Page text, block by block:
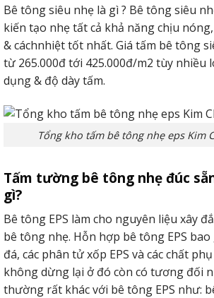
Bê tông siêu nhẹ là gì ? Bê tông siêu
kiến tạo nhẹ tất cả khả năng chịu
& cáchnhiệt tốt nhất. Giá tấm bê tông
từ 265.000đ tới 425.000đ/m2 tùy nhiều
dụng & độ dày tấm.
Tổng kho tấm bê tông nhẹ eps Kim
Tấm tường bê tông nhẹ đúc
gì?
Bê tông EPS làm cho nguyên liệu xây
bê tông nhẹ. Hỗn hợp bê tông EPS bao
đá, các phân tử xốp EPS và các chất
không dừng lại ở đó còn có tương đối
thường rất khác với bê tông EPS như: